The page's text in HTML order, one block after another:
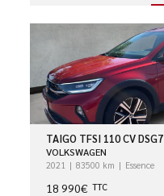
TAIGO TFSI 110 CV DSG7
VOLKSWAGEN
2021 83500 km Essence
18 990€ TTC